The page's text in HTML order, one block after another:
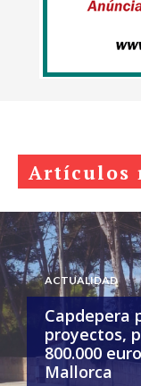
Artículos
ACTUALIDAD
Capdepera
proyectos,
800.000
Mallorca